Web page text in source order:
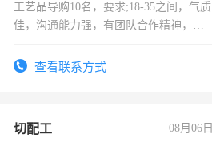
工艺品导购10名，要求;18-35之间，气质
佳，沟通能力强，有团队合作精神，有
查看联系方式
切配工 08月06日